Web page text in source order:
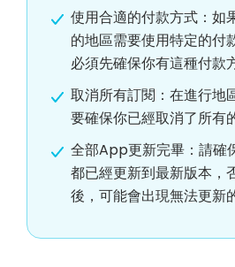
使用合適的付款方式：如
的地區需要使用特定的付
必須先確保你有這種付款
取消所有訂閱：在進行地
要確保你已經取消了所有
全部App更新完畢：請確
都已經更新到最新版本，
後，可能會出現無法更新